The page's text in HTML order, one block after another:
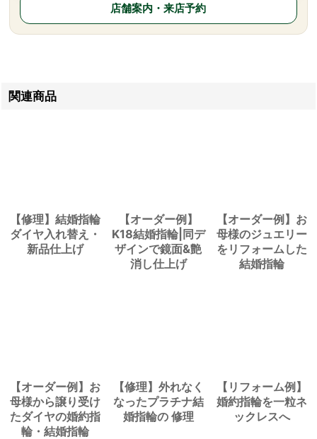
店舗案内・来店予約
関連商品
【修理】結婚指輪
ダイヤ入れ替え・
新品仕上げ
【オーダー例】
K18結婚指輪|同デ
ザインで鏡面&艶
消し仕上げ
【オーダー例】お
母様のジュエリー
をリフォームした
結婚指輪
【オーダー例】お
母様から譲り受け
たダイヤの婚約指
輪・結婚指輪
【修理】外れなく
なったプラチナ結
婚指輪の 修理
【リフォーム例】
婚約指輪を一粒ネ
ックレスへ